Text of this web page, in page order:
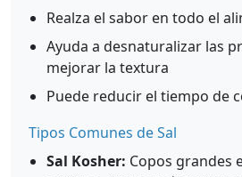
Realza el sabor en todo el
Ayuda a desnaturalizar las
mejorar la textura
Puede reducir el tiempo de
Tipos Comunes de Sal
Sal Kosher: Copos grandes